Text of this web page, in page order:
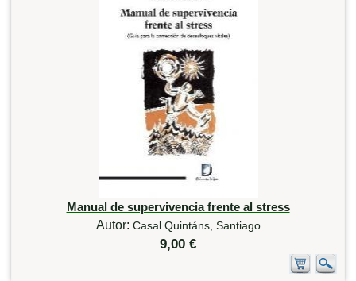
Manual de supervivencia frente al stress
Autor: Casal Quintáns, Santiago
9,00 €